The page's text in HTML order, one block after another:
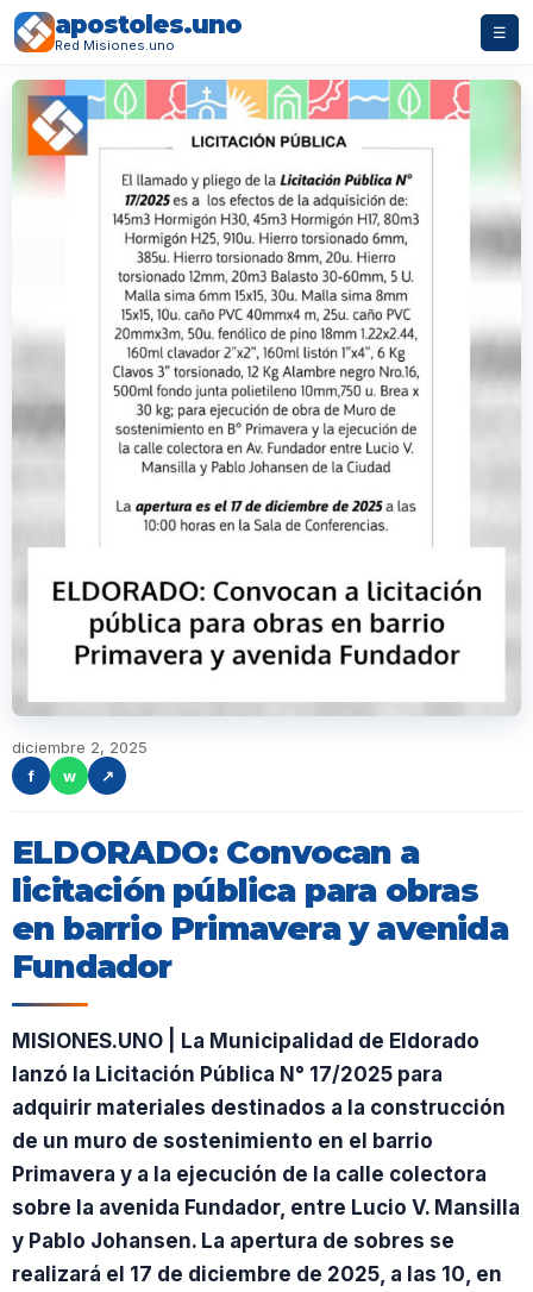
apostoles.uno
Red Misiones.uno
☰
diciembre 2, 2025
f
w ↗
ELDORADO: Convocan a
licitación pública para obras
en barrio Primavera y avenida
Fundador
MISIONES.UNO | La Municipalidad de Eldorado
lanzó la Licitación Pública N° 17/2025 para
adquirir materiales destinados a la construcción
de un muro de sostenimiento en el barrio
Primavera y a la ejecución de la calle colectora
sobre la avenida Fundador, entre Lucio V. Mansilla
y Pablo Johansen. La apertura de sobres se
realizará el 17 de diciembre de 2025, a las 10, en